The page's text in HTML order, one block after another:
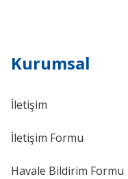
Kurumsal
İletişim
İletişim Formu
Havale Bildirim Formu